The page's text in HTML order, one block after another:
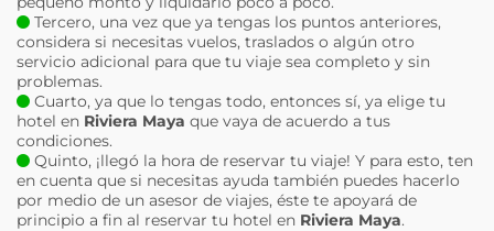
Tercero, una vez que ya tengas los puntos anteriores,
considera si necesitas vuelos, traslados o algún otro
servicio adicional para que tu viaje sea completo y sin
problemas.
Cuarto, ya que lo tengas todo, entonces sí, ya elige tu
hotel en Riviera Maya que vaya de acuerdo a tus
condiciones.
Quinto, ¡llegó la hora de reservar tu viaje! Y para esto, ten
en cuenta que si necesitas ayuda también puedes hacerlo
por medio de un asesor de viajes, éste te apoyará de
principio a fin al reservar tu hotel en Riviera Maya.